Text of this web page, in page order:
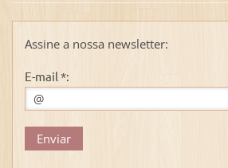
Assine a nossa newsletter:
E-mail *: